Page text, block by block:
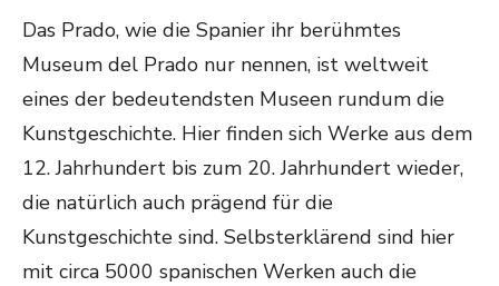
Das Prado, wie die Spanier ihr berühmtes
Museum del Prado nur nennen, ist weltweit
eines der bedeutendsten Museen rundum die
Kunstgeschichte. Hier finden sich Werke aus dem
12. Jahrhundert bis zum 20. Jahrhundert wieder,
die natürlich auch prägend für die
Kunstgeschichte sind. Selbsterklärend sind hier
mit circa 5000 spanischen Werken auch die